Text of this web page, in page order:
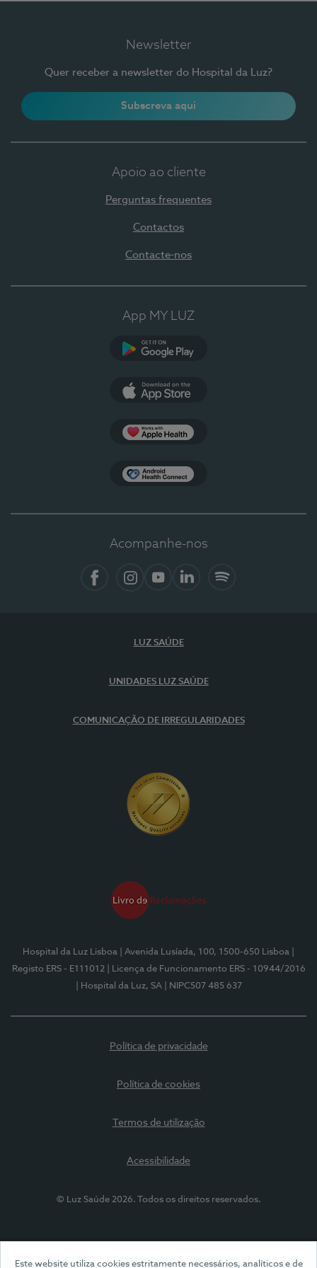
Este website utiliza cookies estritamente necessários, analíticos e de
Newsletter
Quer receber a newsletter do Hospital da Luz?
Subscreva aqui
Apoio ao cliente
Perguntas frequentes
Contactos
Contacte-nos
App MY LUZ
Acompanhe-nos
LUZ SAÚDE
UNIDADES LUZ SAÚDE
COMUNICAÇÃO DE IRREGULARIDADES
Hospital da Luz Lisboa | Avenida Lusíada, 100, 1500-650 Lisboa
Registo ERS - E111012
| Licença de Funcionamento ERS - 10944/2016
| Hospital da Luz, SA
| NIPC507 485 637
Política de privacidade
Política de cookies
Termos de utilização
Acessibilidade
© Luz Saúde 2026. Todos os direitos reservados.